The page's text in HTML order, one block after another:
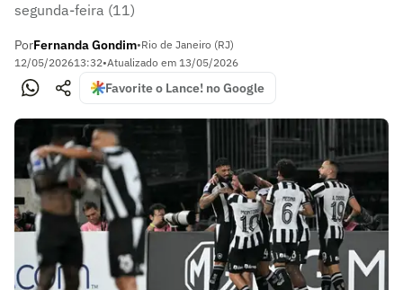
segunda-feira (11)
PorFernanda Gondim•Rio de Janeiro (RJ)
12/05/202613:32•Atualizado em 13/05/2026
Favorite o Lance! no Google